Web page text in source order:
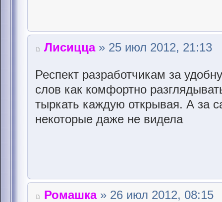
Лисицца» 25 июл 2012, 21:13
Респект разработчикам за
слов как комфортно
тыркать каждую открывая. А за
некоторые даже не видела
Ромашка» 26 июл 2012, 08:15